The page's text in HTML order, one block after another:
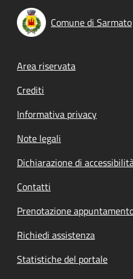
Comune di Sarmato
Footer menu
Area riservata
Crediti
Informativa privacy
Note legali
Dichiarazione di
Contatti
Prenotazione
Richiedi assistenza
Statistiche del portale